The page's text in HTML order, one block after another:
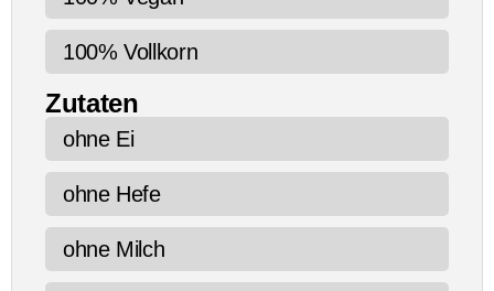
100% Vollkorn
Zutaten
ohne Ei
ohne Hefe
ohne Milch